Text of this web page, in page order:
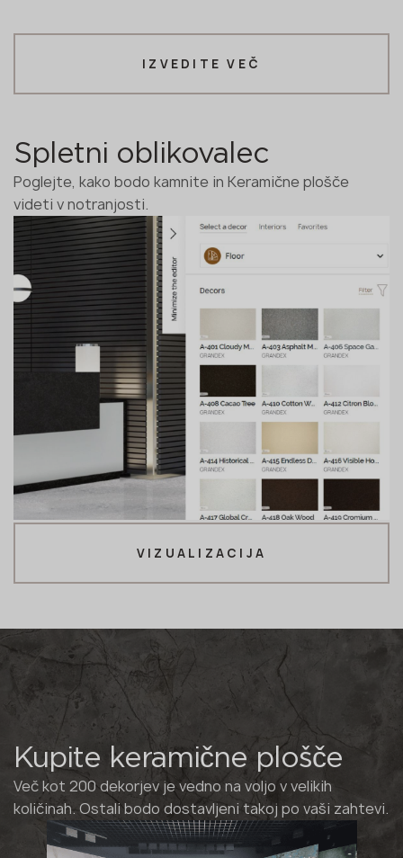
IZVEDITE VEČ
Spletni oblikovalec
Poglejte, kako bodo kamnite in Keramične plošče
videti v notranjosti.
VIZUALIZACIJA
Kupite keramične plošče
Več kot 200 dekorjev je vedno na voljo v velikih
količinah. Ostali bodo dostavljeni takoj po vaši zahtevi.